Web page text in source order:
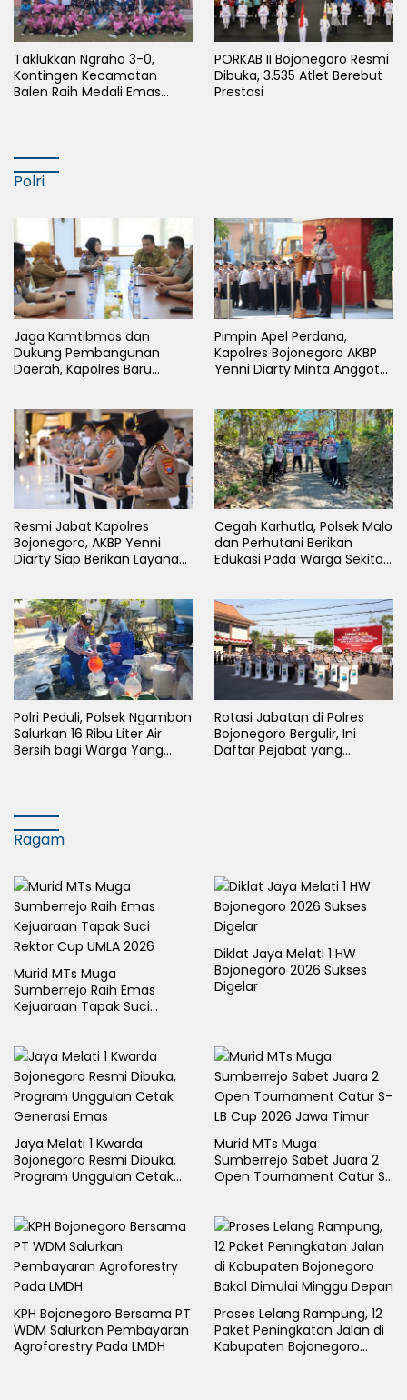
Taklukkan Ngraho 3-0,
Kontingen Kecamatan
Balen Raih Medali Emas
PORKAB II Bojonegoro Resmi
Dibuka, 3.535 Atlet Berebut
Prestasi
Polri
Jaga Kamtibmas dan
Dukung Pembangunan
Daerah, Kapolres Baru
Pimpin Apel Perdana,
Kapolres Bojonegoro AKBP
Yenni Diarty Minta Anggota
Resmi Jabat Kapolres
Bojonegoro, AKBP Yenni
Diarty Siap Berikan Layanan
Cegah Karhutla, Polsek Malo
dan Perhutani Berikan
Edukasi Pada Warga Sekitar
Polri Peduli, Polsek Ngambon
Salurkan 16 Ribu Liter Air
Bersih bagi Warga Yang
Rotasi Jabatan di Polres
Bojonegoro Bergulir, Ini
Daftar Pejabat yang
Ragam
Murid MTs Muga
Sumberrejo Raih Emas
Kejuaraan Tapak Suci
Diklat Jaya Melati 1 HW
Bojonegoro 2026 Sukses
Digelar
Jaya Melati 1 Kwarda
Bojonegoro Resmi Dibuka,
Program Unggulan Cetak
Murid MTs Muga
Sumberrejo Sabet Juara 2
Open Tournament Catur S-
KPH Bojonegoro Bersama PT
WDM Salurkan Pembayaran
Agroforestry Pada LMDH
Proses Lelang Rampung, 12
Paket Peningkatan Jalan di
Kabupaten Bojonegoro